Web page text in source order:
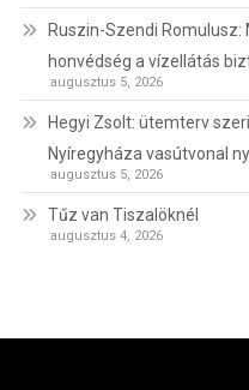
Ruszin-Szendi
honvédség a vízellátás
augusztus 5, 2026
Hegyi Zsolt: ütemterv
Nyíregyháza vasútvonal
augusztus 5, 2026
Tűz van Tiszalöknél
augusztus 4, 2026